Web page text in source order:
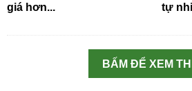
giá hơn...
tự
BẤM ĐỂ XEM